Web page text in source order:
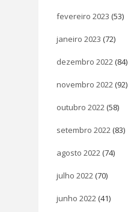
fevereiro 2023 (53)
janeiro 2023 (72)
dezembro 2022 (84)
novembro 2022 (92)
outubro 2022 (58)
setembro 2022 (83)
agosto 2022 (74)
julho 2022 (70)
junho 2022 (41)